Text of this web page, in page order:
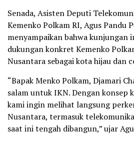
Senada, Asisten Deputi
Kemenko Polkam RI, Agus Pandu
menyampaikan bahwa kunjungan
dukungan konkret Kemenko
Nusantara sebagai kota hijau dan
“Bapak Menko Polkam, Djamari
salam untuk IKN. Dengan konsep
kami ingin melihat langsung
Nusantara, termasuk
saat ini tengah dibangun,” ujar